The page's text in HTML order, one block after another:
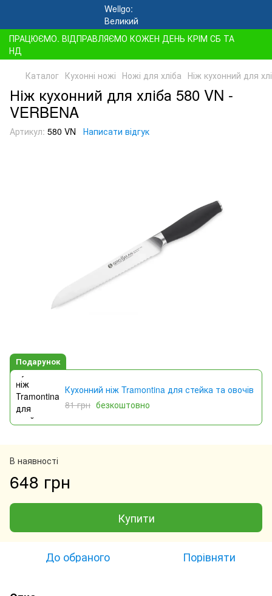
ПРАЦЮЄМО. ВІДПРАВЛЯЄМО КОЖЕН ДЕНЬ КРІМ СБ ТА
НД
Каталог Кухонні ножі Ножі для хліба Ніж кухонний для
Ніж кухонний для хліба 580 VN -
VERBENA
Артикул: 580 VN Написати відгук
Подарунок
Кухонний ніж Tramontina для стейка та овочів
81 грн безкоштовно
В наявності
648 грн
Купити
До обраного Порівняти